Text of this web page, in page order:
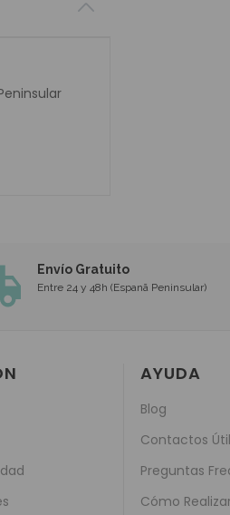
Envío Gratuito
Entre 24 y 48h (Espanã Peninsular)
AYUDA
Blog
Contactos
Preguntas
Cómo